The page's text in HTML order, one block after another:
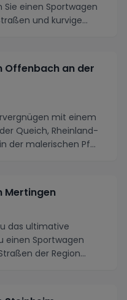
einen Sportwagen
und kurvige...
Offenbach an der
mit einem
Queich, Rheinland-
der malerischen Pf...
Mertingen
das ultimative
einen Sportwagen
der Region